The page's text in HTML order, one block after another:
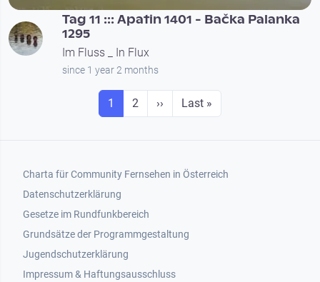
Tag 11 ::: Apatin 1401 - Bačka Palanka
1295
Im Fluss _ In Flux
since 1 year 2 months
Seitennummerierung
Seite
1 Seite
2 Next page
›› Last page
Last »
Footer 1
Charta für Community Fernsehen in Österreich
Datenschutzerklärung
Gesetze im Rundfunkbereich
Grundsätze der Programmgestaltung
Jugendschutzerklärung
Impressum & Haftungsausschluss